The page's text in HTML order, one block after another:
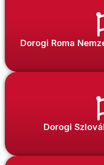
Dorogi Roma
Dorogi